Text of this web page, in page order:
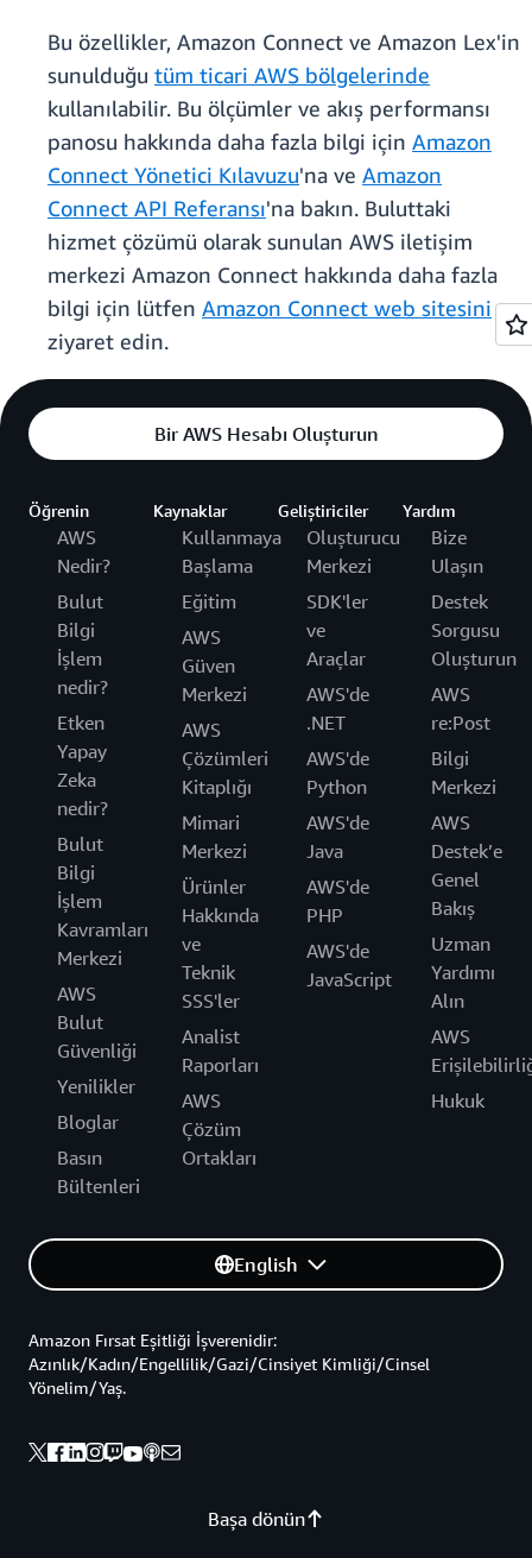
Bu özellikler, Amazon Connect ve Amazon Lex'in
sunulduğu tüm ticari AWS bölgelerinde
kullanılabilir. Bu ölçümler ve akış performansı
panosu hakkında daha fazla bilgi için Amazon
Connect Yönetici Kılavuzu'na ve Amazon
Connect API Referansı'na bakın. Buluttaki
hizmet çözümü olarak sunulan AWS iletişim
merkezi Amazon Connect hakkında daha fazla
bilgi için lütfen Amazon Connect web sitesini
ziyaret edin.
Bir AWS Hesabı Oluşturun
Öğrenin
AWS
Nedir?
Bulut
Bilgi
İşlem
nedir?
Etken
Yapay
Zeka
nedir?
Bulut
Bilgi
İşlem
Kavramları
Merkezi
AWS
Bulut
Güvenliği
Yenilikler
Bloglar
Basın
Bültenleri
Kaynaklar
Kullanmaya
Başlama
Eğitim
AWS
Güven
Merkezi
AWS
Çözümleri
Kitaplığı
Mimari
Merkezi
Ürünler
Hakkında
ve
Teknik
SSS'ler
Analist
Raporları
AWS
Çözüm
Ortakları
Geliştiriciler
Oluşturucu
Merkezi
SDK'ler
ve
Araçlar
AWS'de
.NET
AWS'de
Python
AWS'de
Java
AWS'de
PHP
AWS'de
JavaScript
Yardım
Bize
Ulaşın
Destek
Sorgusu
Oluşturun
AWS
re:Post
Bilgi
Merkezi
AWS
Destek’e
Genel
Bakış
Uzman
Yardımı
Alın
AWS
Hukuk
English
Başa dönün
Amazon Fırsat Eşitliği İşverenidir:
Azınlık/Kadın/Engellilik/Gazi/Cinsiyet Kimliği/Cinsel
Yönelim/Yaş.